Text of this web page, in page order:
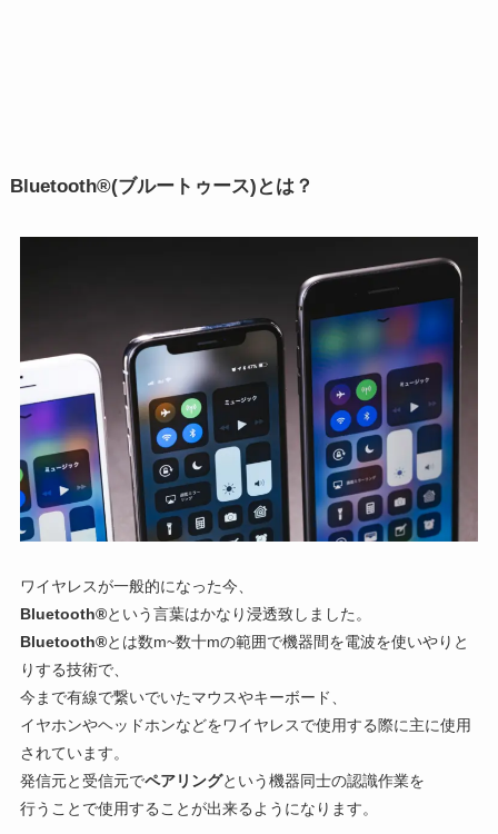
Bluetooth®(ブルートゥース)とは？
ワイヤレスが一般的になった今、
Bluetooth®という言葉はかなり浸透致しました。
Bluetooth®とは数m~数十mの範囲で機器間を電波を使いやりと
りする技術で、
今まで有線で繋いでいたマウスやキーボード、
イヤホンやヘッドホンなどをワイヤレスで使用する際に主に使用
されています。
発信元と受信元でペアリングという機器同士の認識作業を
行うことで使用することが出来るようになります。